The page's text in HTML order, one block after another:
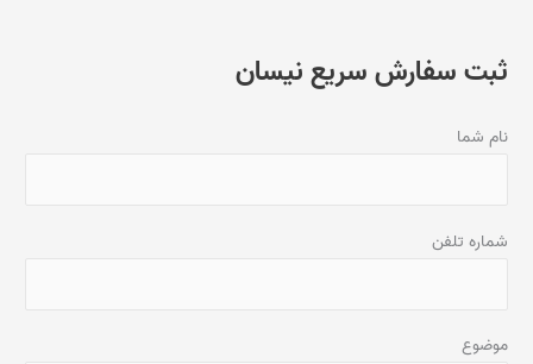
ثبت سفارش سریع نیسان
نام شما
شماره تلفن
موضوع